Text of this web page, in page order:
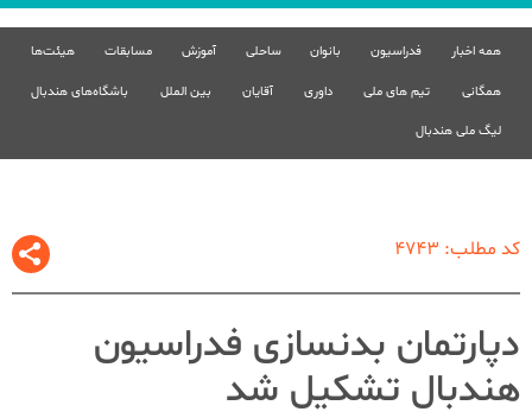
همه اخبار فدراسیون بانوان ساحلی آموزش مسابقات هیئت‌ها
همگانی تیم های ملی داوری آقایان بین الملل باشگاه‌های هندبال
لیگ ملی هندبال
کد مطلب: 4743
دپارتمان بدنسازی فدراسیون
هندبال تشکیل شد